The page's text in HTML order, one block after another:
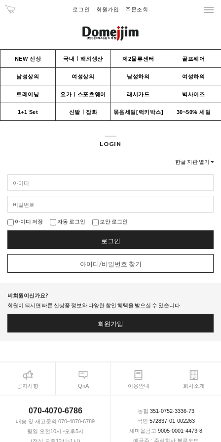
로그인 회원가입 주문조회
NEW 신상 국내ㅣ해외생산 제2물류센터 골프웨어
남성상의 여성상의 남성하의 여성하의
트레이닝 요가ㅣ스포츠웨어 래시가드 빅사이즈
1+1 Set 신발ㅣ잡화 묶음세일[럭키박스] 30~50% 세일
LOGIN
한글 자판 열기
아이디 저장 자동 로그인 보안 로그인
로그인
아이디/비밀번호 찾기
비회원이신가요?
회원이 되시면 빠른 신상품 정보와 다양한 할인 혜택을 받으실 수 있습니다.
회원가입
공지사항 QnA 이용안내 회사소개
070-4070-6786
배송 및 재고문의 070-4070-6789
평일 오전10시~오후5시
농협 351-0752-3336-73
국민 572837-01-002263
새마을금고 9005-0001-4473-8
예금주 : 주식회사 블루모드